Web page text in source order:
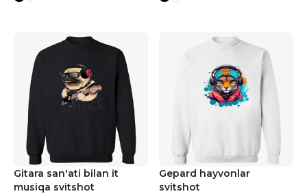
Gitara san'ati bilan it
musiqa svitshot
Gepard hayvonlar
svitshot